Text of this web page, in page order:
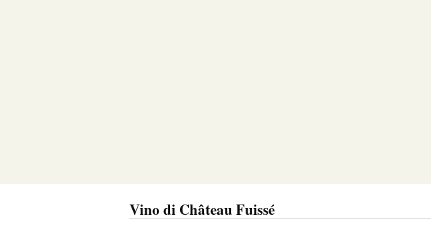
Vino di Château Fuissé